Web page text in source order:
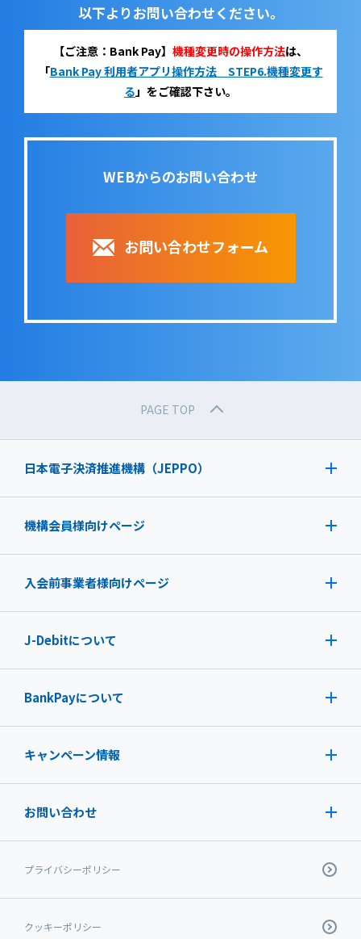
以下よりお問い合わせください。
【ご注意：Bank Pay】 機種変更時の操作方法は、
「Bank Pay 利用者アプリ操作方法 STEP6.機種変更す
る 」をご確認下さい。
WEBからのお問い合わせ
お問い合わせフォーム
PAGE TOP
日本電子決済推進機構（JEPPO）
機構会員様向けページ
入会前事業者様向けページ
J-Debitについて
BankPayについて
キャンペーン情報
お問い合わせ
プライバシーポリシー
クッキーポリシー